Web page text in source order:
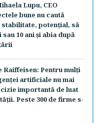
Lupu, CEO
bune nu caută
potenţial, să
10 ani şi abia după
Raiffeisen: Pentru mulţi
artificiale nu mai
importantă de luat
Peste 300 de firme s-